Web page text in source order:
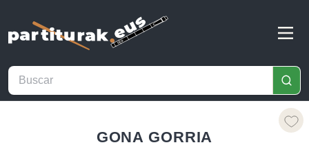
GONA GORRIA